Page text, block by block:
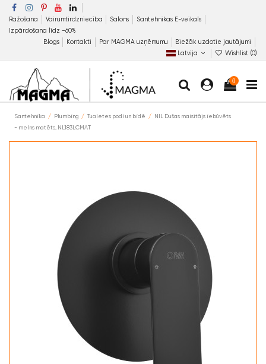
Ražošana Vairumtirdzniecība Salons
Santehnikas E-veikals
Izpārdošana līdz −60%
Blogs
Kontakti Par MAGMA uzņēmumu
Biežāk uzdotie jautājumi
Latvija
Wishlist (0)
0
Santehnika Plumbing Tualetes podi un bidē
NIL Dušas maisītājs iebūvēts
- melns matēts, NL183LCMAT